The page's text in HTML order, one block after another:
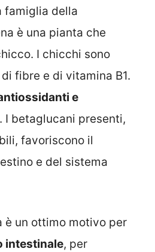
famiglia della
è una pianta che
I chicchi sono
fibre e di vitamina B1.
e
. I betaglucani presenti,
favoriscono il
e del sistema
è un ottimo motivo per
intestinale, per